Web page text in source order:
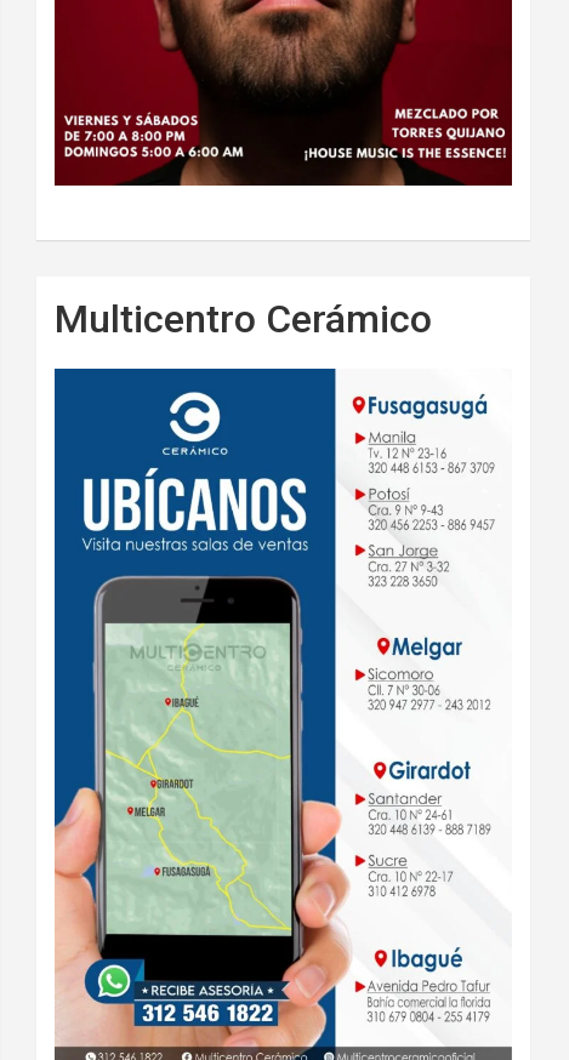
Multicentro Cerámico